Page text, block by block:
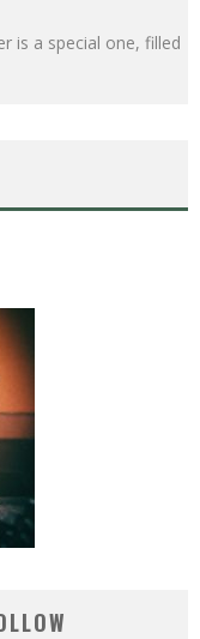
is a special one, filled